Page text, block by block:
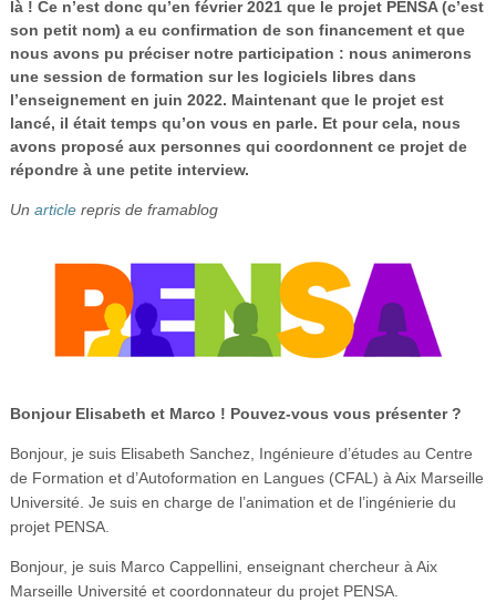
là ! Ce n’est donc qu’en février 2021 que le projet PENSA (c’est
son petit nom) a eu confirmation de son financement et que
nous avons pu préciser notre participation : nous animerons
une session de formation sur les logiciels libres dans
l’enseignement en juin 2022. Maintenant que le projet est
lancé, il était temps qu’on vous en parle. Et pour cela, nous
avons proposé aux personnes qui coordonnent ce projet de
répondre à une petite interview.
Un articlerepris de framablog
Bonjour Elisabeth et Marco ! Pouvez-vous vous présenter ?
Bonjour, je suis Elisabeth Sanchez, Ingénieure d’études au Centre
de Formation et d’Autoformation en Langues (CFAL) à Aix Marseille
Université. Je suis en charge de l’animation et de l’ingénierie du
projet PENSA.
Bonjour, je suis Marco Cappellini, enseignant chercheur à Aix
Marseille Université et coordonnateur du projet PENSA.